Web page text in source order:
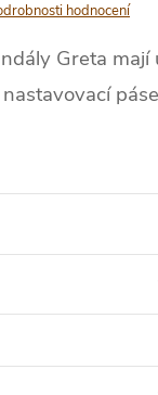
hodnocení
Greta